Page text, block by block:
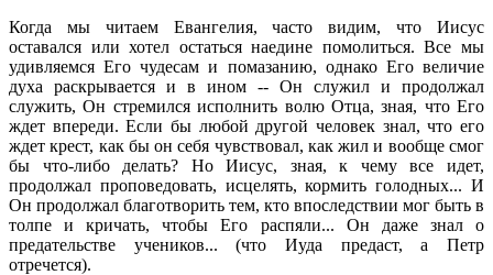
Когда мы читаем Евангелия, часто видим, что Иисус
оставался или хотел остаться наедине помолиться. Все мы
удивляемся Его чудесам и помазанию, однако Его величие
духа раскрывается и в ином -- Он служил и продолжал
служить, Он стремился исполнить волю Отца, зная, что Его
ждет впереди. Если бы любой другой человек знал, что его
ждет крест, как бы он себя чувствовал, как жил и вообще смог
бы что-либо делать? Но Иисус, зная, к чему все идет,
продолжал проповедовать, исцелять, кормить голодных... И
Он продолжал благотворить тем, кто впоследствии мог быть в
толпе и кричать, чтобы Его распяли... Он даже знал о
предательстве учеников... (что Иуда предаст, а Петр
отречется).